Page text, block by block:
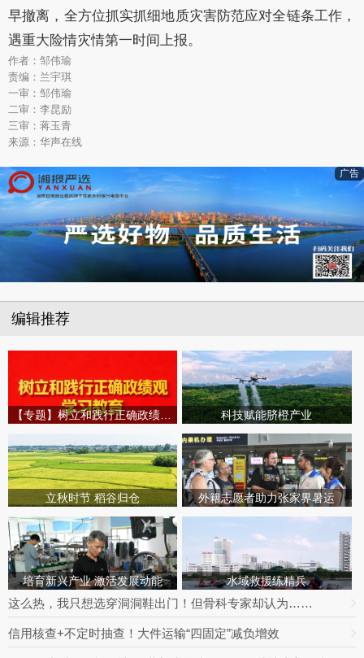
早撤离，全方位抓实抓细地质灾害防范应对全链条工作，
遇重大险情灾情第一时间上报。
作者：邹伟瑜
责编：兰宇琪
一审：邹伟瑜
二审：李昆励
三审：蒋玉青
来源：华声在线
广告
编辑推荐
科技赋能脐橙产业
立秋时节 稻谷归仓 外籍志愿者助力张家界暑运
培育新兴产业 激活发展动能 水域救援练精兵
这么热，我只想选穿洞洞鞋出门！但骨科专家却认为……
信用核查+不定时抽查！大件运输“四固定”减负增效